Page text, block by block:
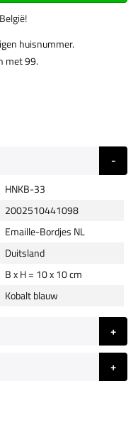
huisnummer.
met 99.
HNKB-33
2002510441098
Emaille-Bordjes NL
Duitsland
B x H = 10 x 10 cm
Kobalt blauw